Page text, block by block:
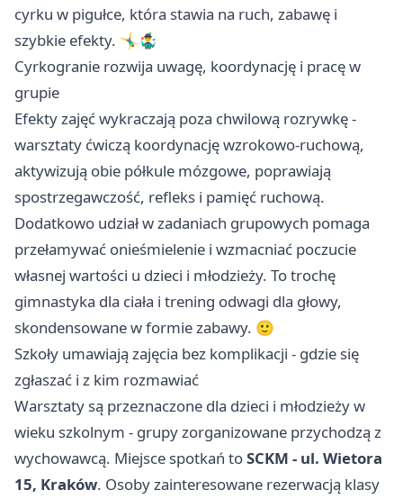
cyrku w pigułce, która stawia na ruch, zabawę i
szybkie efekty. 🤸‍♂️🤹‍♂️
Cyrkogranie rozwija uwagę, koordynację i pracę w
grupie
Efekty zajęć wykraczają poza chwilową rozrywkę -
warsztaty ćwiczą koordynację wzrokowo-ruchową,
aktywizują obie półkule mózgowe, poprawiają
spostrzegawczość, refleks i pamięć ruchową.
Dodatkowo udział w zadaniach grupowych pomaga
przełamywać onieśmielenie i wzmacniać poczucie
własnej wartości u dzieci i młodzieży. To trochę
gimnastyka dla ciała i trening odwagi dla głowy,
skondensowane w formie zabawy. 🙂
Szkoły umawiają zajęcia bez komplikacji - gdzie się
zgłaszać i z kim rozmawiać
Warsztaty są przeznaczone dla dzieci i młodzieży w
wieku szkolnym - grupy zorganizowane przychodzą z
wychowawcą. Miejsce spotkań toSCKM - ul. Wietora
15, Kraków. Osoby zainteresowane rezerwacją klasy